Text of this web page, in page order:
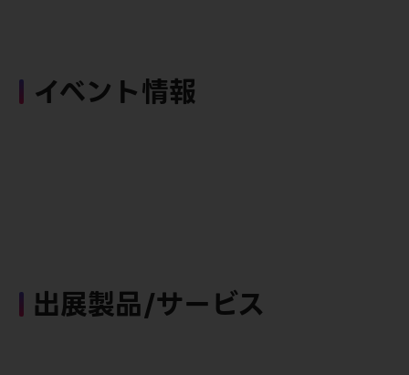
イベント情報
出展製品/サービス